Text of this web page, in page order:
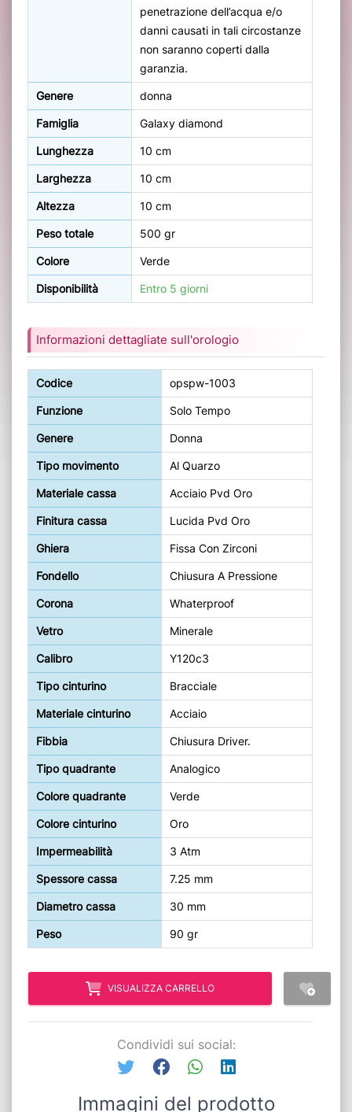
penetrazione dell’acqua e/o
danni causati in tali circostanze
non saranno coperti dalla
garanzia.
Genere donna
Famiglia Galaxy diamond
Lunghezza 10 cm
Larghezza 10 cm
Altezza 10 cm
Peso totale 500 gr
Colore Verde
Disponibilità Entro 5 giorni
Informazioni dettagliate sull'orologio
Codice opspw-1003
Funzione Solo Tempo
Genere Donna
Tipo movimento Al Quarzo
Materiale cassa Acciaio Pvd Oro
Finitura cassa Lucida Pvd Oro
Ghiera Fissa Con Zirconi
Fondello Chiusura A Pressione
Corona Whaterproof
Vetro Minerale
Calibro Y120c3
Tipo cinturino Bracciale
Materiale cinturino Acciaio
Fibbia Chiusura Driver.
Tipo quadrante Analogico
Colore quadrante Verde
Colore cinturino Oro
Impermeabilità 3 Atm
Spessore cassa 7.25 mm
Diametro cassa 30 mm
Peso 90 gr
VISUALIZZA CARRELLO
Condividi sui social:
Immagini del prodotto